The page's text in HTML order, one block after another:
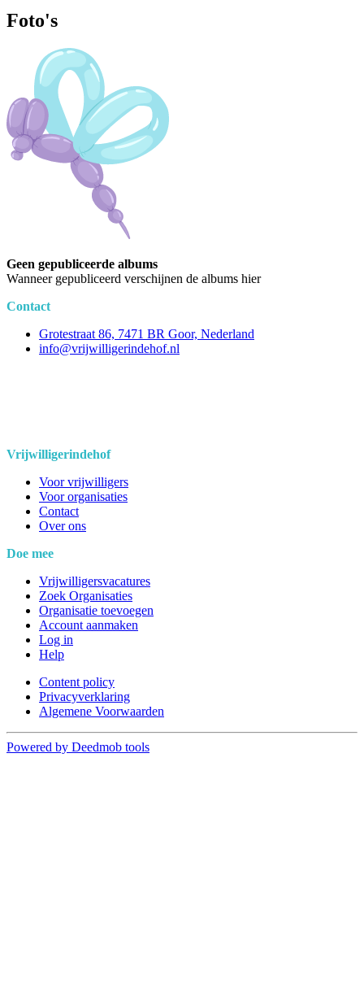
Foto's
Geen gepubliceerde albums
Wanneer gepubliceerd verschijnen de albums hier
Contact
Grotestraat 86, 7471 BR Goor, Nederland
info@vrijwilligerindehof.nl
Vrijwilligerindehof
Voor vrijwilligers
Voor organisaties
Contact
Over ons
Doe mee
Vrijwilligersvacatures
Zoek Organisaties
Organisatie toevoegen
Account aanmaken
Log in
Help
Content policy
Privacyverklaring
Algemene Voorwaarden
Powered by Deedmob tools